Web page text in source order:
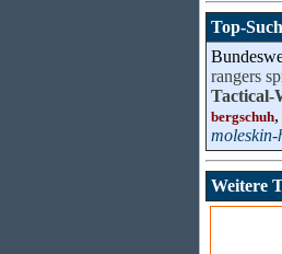
Top-
rangers
Tactical-
bergschuh,
moleskin-
Weitere